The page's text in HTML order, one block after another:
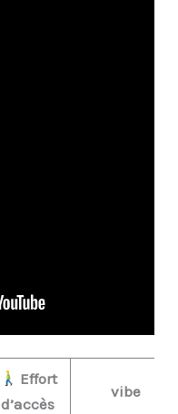
Effort
d’accès
vibe